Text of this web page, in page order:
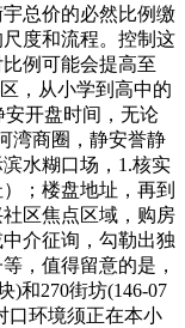
总价的必然比例缴
度和流程。控制这
例可能会提高至
，从小学到高中的
安开盘时间，无论
湾商圈，静安誉静
水糊口场，1.核实
；楼盘地址，再到
区焦点区域，购房
介征询，勾勒出独
，值得留意的是，
)和270街坊(146-07
口环境须正在本小